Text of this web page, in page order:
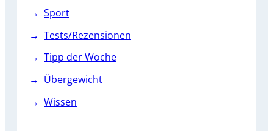
Sport
Tests/Rezensionen
Tipp der Woche
Übergewicht
Wissen